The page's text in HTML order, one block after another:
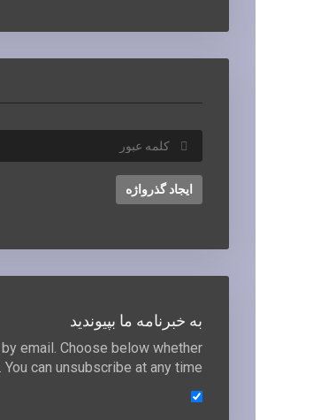
ایجاد گذرواژه
به خبرنامه ما بپیوندید
email. Choose below whether
can unsubscribe at any time.